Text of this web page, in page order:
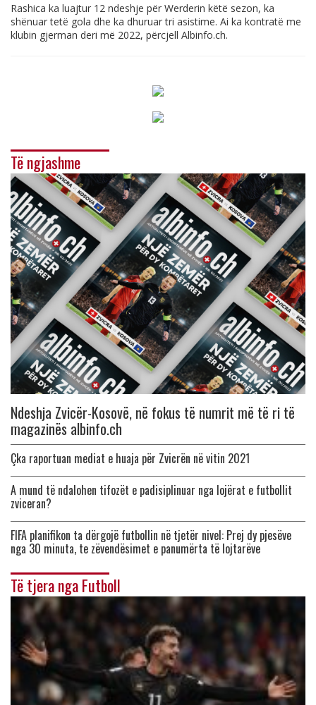
Rashica ka luajtur 12 ndeshje për Werderin këtë sezon, ka
shënuar tetë gola dhe ka dhuruar tri asistime. Ai ka kontratë me
klubin gjerman deri më 2022, përcjell Albinfo.ch.
Të ngjashme
Ndeshja Zvicër-Kosovë, në fokus të numrit më të ri të
magazinës albinfo.ch
Çka raportuan mediat e huaja për Zvicrën në vitin 2021
A mund të ndalohen tifozët e padisiplinuar nga lojërat e futbollit
zviceran?
FIFA planifikon ta dërgojë futbollin në tjetër nivel: Prej dy pjesëve
nga 30 minuta, te zëvendësimet e panumërta të lojtarëve
Të tjera nga Futboll